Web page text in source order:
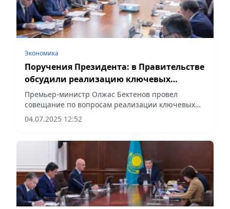
Экономика
Поручения Президента: в Правительстве
обсудили реализацию ключевых
энергопроектов
Премьер-министр Олжас Бектенов провел
совещание по вопросам реализации ключевых
энергетических и инфокоммуникационных
проектов в рамках исполнения поручений
04.07.2025 12:52